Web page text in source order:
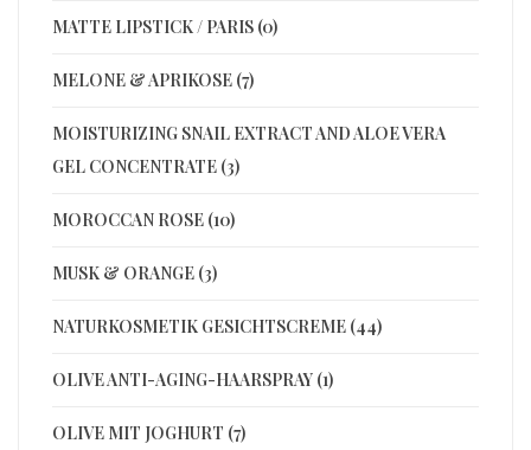
MATTE LIPSTICK / PARIS (0)
MELONE & APRIKOSE (7)
MOISTURIZING SNAIL EXTRACT AND ALOE VERA
GEL CONCENTRATE (3)
MOROCCAN ROSE (10)
MUSK & ORANGE (3)
NATURKOSMETIK GESICHTSCREME (44)
OLIVE ANTI-AGING-HAARSPRAY (1)
OLIVE MIT JOGHURT (7)